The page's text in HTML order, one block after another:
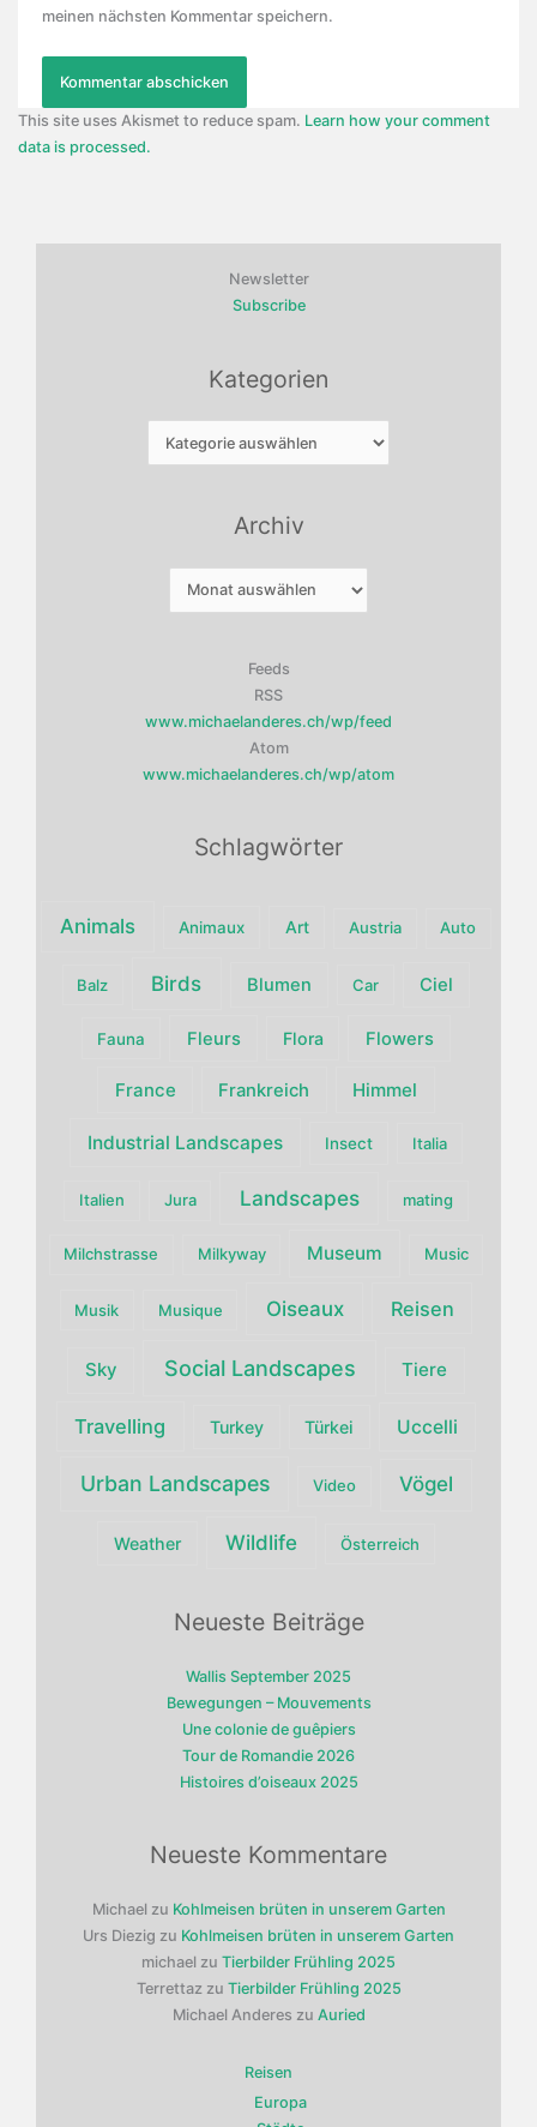
meinen nächsten Kommentar speichern.
This site uses Akismet to reduce spam. Learn how your comment
data is processed.
Newsletter
Subscribe
Kategorien
Archiv
Feeds
RSS
www.michaelanderes.ch/wp/feed
Atom
www.michaelanderes.ch/wp/atom
Schlagwörter
Animals Animaux Art Austria Auto
Balz Birds Blumen Car Ciel
Fauna Fleurs Flora Flowers
France Frankreich Himmel
Industrial Landscapes Insect Italia
Italien Jura Landscapes mating
Milchstrasse Milkyway Museum Music
Musik Musique Oiseaux Reisen
Sky Social Landscapes Tiere
Travelling Turkey Türkei Uccelli
Urban Landscapes Video Vögel
Weather Wildlife Österreich
Neueste Beiträge
Wallis September 2025
Bewegungen – Mouvements
Une colonie de guêpiers
Tour de Romandie 2026
Histoires d’oiseaux 2025
Neueste Kommentare
Michael zu Kohlmeisen brüten in unserem Garten
Urs Diezig zu Kohlmeisen brüten in unserem Garten
michael zu Tierbilder Frühling 2025
Terrettaz zu Tierbilder Frühling 2025
Michael Anderes zu Auried
Reisen
Europa